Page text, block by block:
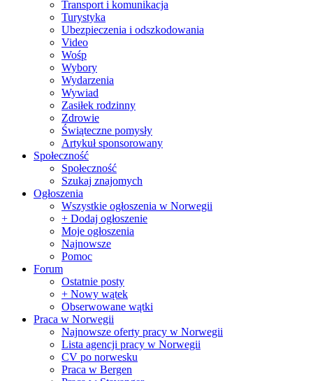
Transport i komunikacja
Turystyka
Ubezpieczenia i odszkodowania
Video
Wośp
Wybory
Wydarzenia
Wywiad
Zasiłek rodzinny
Zdrowie
Świąteczne pomysły
Artykuł sponsorowany
Społeczność
Społeczność
Szukaj znajomych
Ogłoszenia
Wszystkie ogłoszenia w Norwegii
+ Dodaj ogłoszenie
Moje ogłoszenia
Najnowsze
Pomoc
Forum
Ostatnie posty
+ Nowy wątek
Obserwowane wątki
Praca w Norwegii
Najnowsze oferty pracy w Norwegii
Lista agencji pracy w Norwegii
CV po norwesku
Praca w Bergen